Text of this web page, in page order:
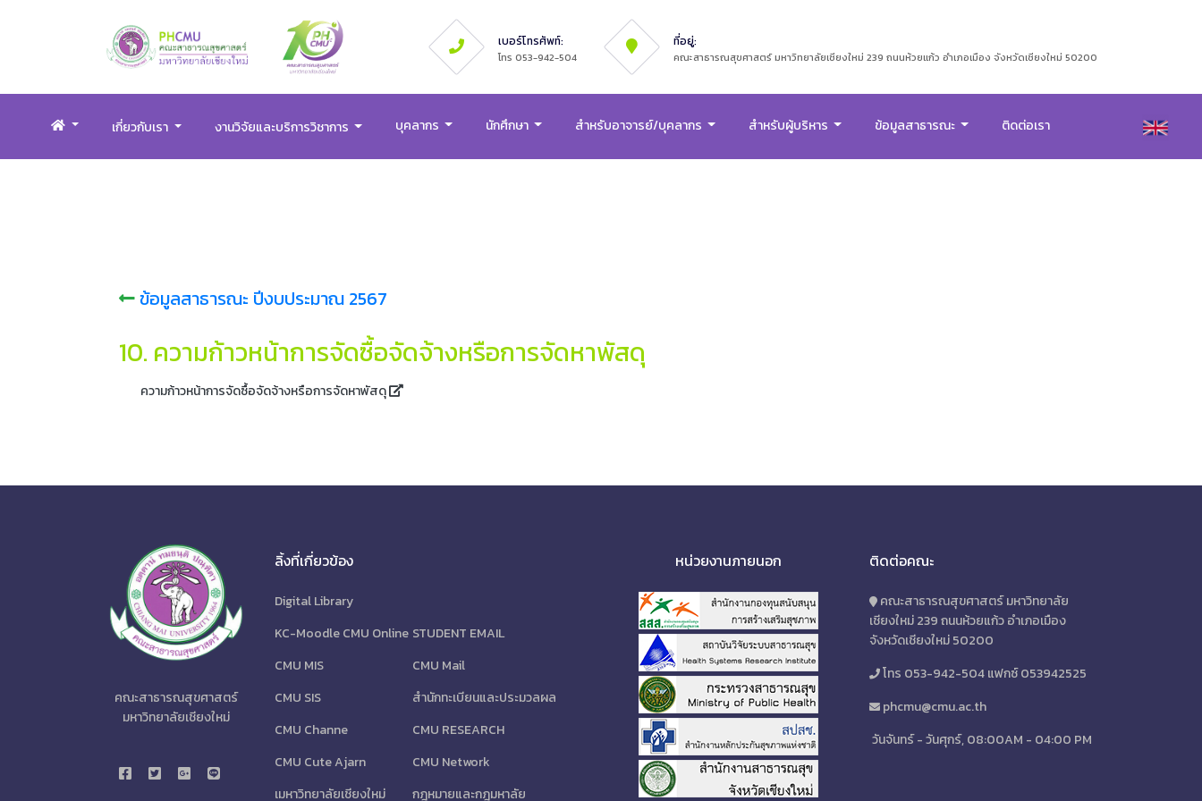
เบอร์โทรศัพท์:
โทร 053-942-504
ที่อยู่:
คณะสาธารณสุขศาสตร์ มหาวิทยาลัยเชียงใหม่ 239 ถนนห้วยแก้ว อำเภอเมือง จังหวัดเชียงใหม่ 50200
เกี่ยวกับเรา งานวิจัยและบริการวิชาการ บุคลากร นักศึกษา สำหรับอาจารย์/บุคลากร สำหรับผู้บริหาร ข้อมูลสาธารณะ ติดต่อเรา
ข้อมูลสาธารณะ ปีงบประมาณ 2567
10. ความก้าวหน้าการจัดซื้อจัดจ้างหรือการจัดหาพัสดุ
ความก้าวหน้าการจัดซื้อจัดจ้างหรือการจัดหาพัสดุ
คณะสาธารณสุขศาสตร์
มหาวิทยาลัยเชียงใหม่
ลิ้งที่เกี่ยวข้อง
Digital Library
KC-Moodle CMU Online
CMU MIS
CMU SIS
CMU Channe
CMU Cute Ajarn
เมหาวิทยาลัยเชียงใหม่
STUDENT EMAIL
CMU Mail
สำนักทะเบียนและประมวลผล
CMU RESEARCH
CMU Network
กฎหมายและกฎมหาลัย
หน่วยงานภายนอก ติดต่อคณะ
คณะสาธารณสุขศาสตร์ มหาวิทยาลัย
เชียงใหม่ 239 ถนนห้วยแก้ว อำเภอเมือง
จังหวัดเชียงใหม่ 50200
โทร 053-942-504 แฟกซ์ 053942525
phcmu@cmu.ac.th
วันจันทร์ - วันศุกร์, 08:00AM - 04:00 PM